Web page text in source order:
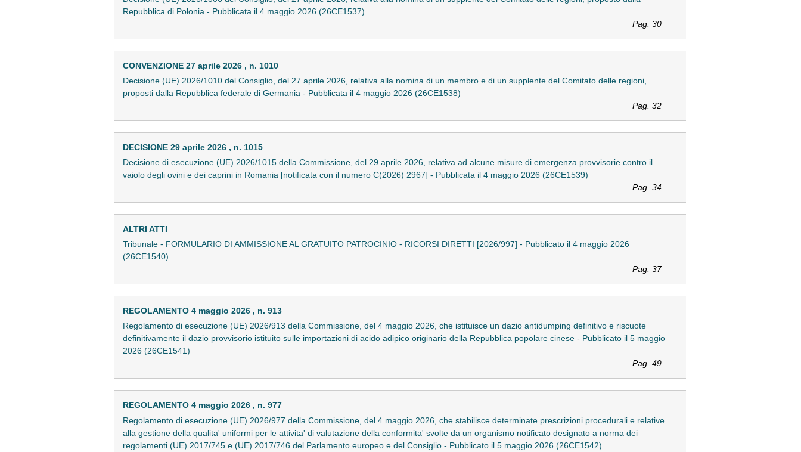
Repubblica di Polonia - Pubblicata il 4 maggio 2026 (26CE1537)
Pag. 30
CONVENZIONE 27 aprile 2026 , n. 1010
Decisione (UE) 2026/1010 del Consiglio, del 27 aprile 2026, relativa alla nomina di un membro e di un supplente del Comitato delle regioni,
proposti dalla Repubblica federale di Germania - Pubblicata il 4 maggio 2026 (26CE1538)
Pag. 32
DECISIONE 29 aprile 2026 , n. 1015
Decisione di esecuzione (UE) 2026/1015 della Commissione, del 29 aprile 2026, relativa ad alcune misure di emergenza provvisorie contro il
vaiolo degli ovini e dei caprini in Romania [notificata con il numero C(2026) 2967] - Pubblicata il 4 maggio 2026 (26CE1539)
Pag. 34
ALTRI ATTI
Tribunale - FORMULARIO DI AMMISSIONE AL GRATUITO PATROCINIO - RICORSI DIRETTI [2026/997] - Pubblicato il 4 maggio 2026
(26CE1540)
Pag. 37
REGOLAMENTO 4 maggio 2026 , n. 913
Regolamento di esecuzione (UE) 2026/913 della Commissione, del 4 maggio 2026, che istituisce un dazio antidumping definitivo e riscuote
definitivamente il dazio provvisorio istituito sulle importazioni di acido adipico originario della Repubblica popolare cinese - Pubblicato il 5 maggio
2026 (26CE1541)
Pag. 49
REGOLAMENTO 4 maggio 2026 , n. 977
Regolamento di esecuzione (UE) 2026/977 della Commissione, del 4 maggio 2026, che stabilisce determinate prescrizioni procedurali e relative
alla gestione della qualita' uniformi per le attivita' di valutazione della conformita' svolte da un organismo notificato designato a norma dei
regolamenti (UE) 2017/745 e (UE) 2017/746 del Parlamento europeo e del Consiglio - Pubblicato il 5 maggio 2026 (26CE1542)